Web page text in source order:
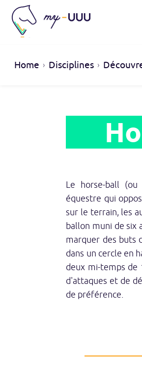
Home Disciplines
Le horse-ball
équestre qui
sur le terrain, les
ballon muni de six
marquer des buts
dans un cercle en
deux mi-temps de
d'attaques et de
de préférence.